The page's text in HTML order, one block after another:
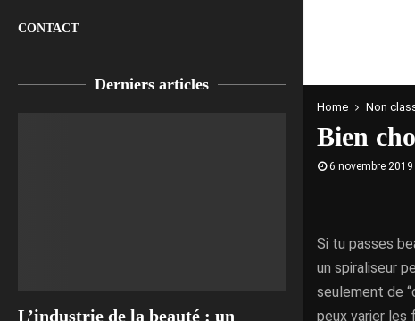
CONTACT
Derniers articles
L’industrie de la beauté : un
Home Non
Bien
6 novembre 2019
Si tu passes
un spiraliseur
seulement de
peux varier les